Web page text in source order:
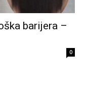
barijera –
0